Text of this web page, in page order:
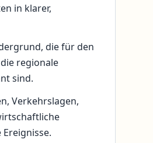
in klarer,
die für den
regionale
sind.
Verkehrslagen,